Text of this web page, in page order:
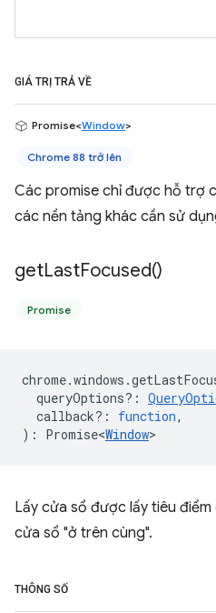
GIÁ TRỊ TRẢ VỀ
Promise<Window>
Chrome 88 trở lên
Các promise chỉ được hỗ trợ
các nền tảng khác cần sử
getLastFocused()
Promise
chrome.windows .
queryOptions? :
callback? : function,
) : Promise<Window>
Lấy cửa sổ được lấy tiêu
cửa sổ "ở trên cùng".
THÔNG SỐ